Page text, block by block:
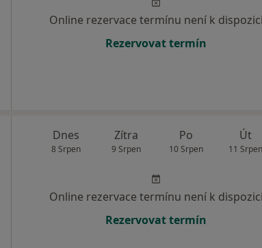
Online rezervace termínu není k dispozici
Rezervovat termín
Dnes
8 Srpen
Zítra
9 Srpen
Po
10 Srpen
Út
11 Srpen
Online rezervace termínu není k dispozici
Rezervovat termín